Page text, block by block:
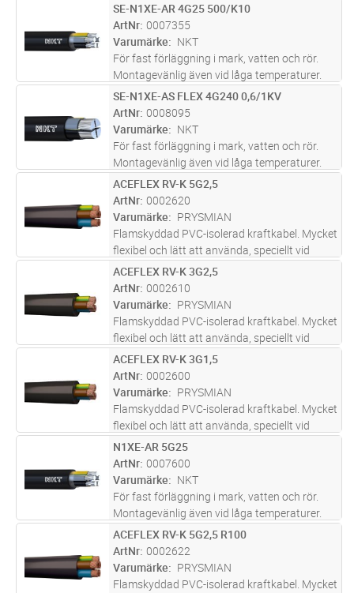
M Lägg i kundvagn
SE-N1XE-AR 4G25 500/K10
ArtNr 0007355
Varumärke
NKT
För fast förläggning i mark, vatten och rör.
Montagevänlig även vid låga temperaturer.
Lämplig för nedplöjning.
M Lägg i kundvagn
SE-N1XE-AS FLEX 4G240 0,6/1KV
ArtNr 0008095
Varumärke
NKT
För fast förläggning i mark, vatten och rör.
Montagevänlig även vid låga temperaturer.
Lämplig för nedplöjning.
M Lägg i kundvagn
ACEFLEX RV-K 5G2,5
ArtNr 0002620
Varumärke
PRYSMIAN
Flamskyddad PVC-isolerad kraftkabel. Mycket
flexibel och lätt att använda, speciellt vid
dragning i trånga utrymmen. Avsedd för fast
förläggning utomhus, i rör, i mark. Får dock ej
plöjas ned. Ledar...läs mer
M Lägg i kundvagn
ACEFLEX RV-K 3G2,5
ArtNr 0002610
Varumärke
PRYSMIAN
Flamskyddad PVC-isolerad kraftkabel. Mycket
flexibel och lätt att använda, speciellt vid
dragning i trånga utrymmen. Avsedd för fast
förläggning utomhus, i rör, i mark. Får dock ej
plöjas ned. Ledar...läs mer
M Lägg i kundvagn
ACEFLEX RV-K 3G1,5
ArtNr 0002600
Varumärke
PRYSMIAN
Flamskyddad PVC-isolerad kraftkabel. Mycket
flexibel och lätt att använda, speciellt vid
dragning i trånga utrymmen. Avsedd för fast
förläggning utomhus, i rör, i mark. Får dock ej
plöjas ned. Ledar...läs mer
M Lägg i kundvagn
N1XE-AR 5G25
ArtNr 0007600
Varumärke
NKT
För fast förläggning i mark, vatten och rör.
Montagevänlig även vid låga temperaturer.
Lämplig för nedplöjning.
M Lägg i kundvagn
ACEFLEX RV-K 5G2,5 R100
ArtNr 0002622
Varumärke
PRYSMIAN
Flamskyddad PVC-isolerad kraftkabel. Mycket